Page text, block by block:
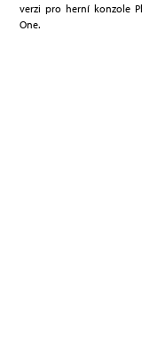
verzi pro herní konzole
One.